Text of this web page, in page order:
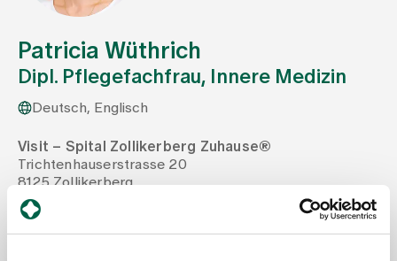
Aufenthalt
Team
Zuweisende
Events
Patricia Wüthrich
Dipl. Pflegefachfrau, Innere Medizin
Deutsch, Englisch
Visit – Spital Zollikerberg Zuhause®
Trichtenhauserstrasse 20
8125 Zollikerberg
Tel
Mail